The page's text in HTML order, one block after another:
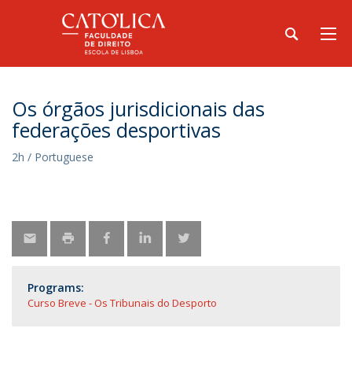
Os órgãos jurisdicionais das
federações desportivas
2h / Portuguese
Programs:
Curso Breve - Os Tribunais do Desporto